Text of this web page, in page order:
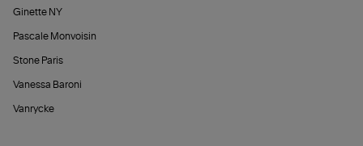
Ginette NY
Pascale Monvoisin
Stone Paris
Vanessa Baroni
Vanrycke